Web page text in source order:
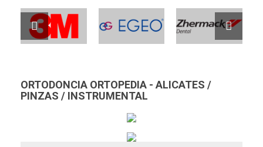
ORTODONCIA ORTOPEDIA - ALICATES /
PINZAS / INSTRUMENTAL